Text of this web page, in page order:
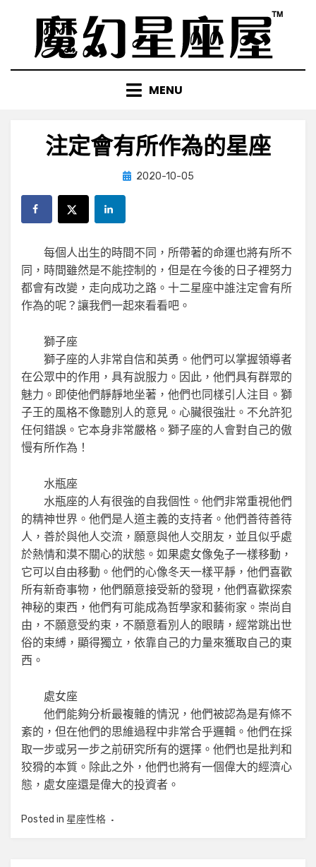
content
MENU
注定會有所作為的星座
by小編
Posted
2020-10-05
每個人出生的時間不同，所帶著的命運也將有所不
同，時間雖然是不能控制的，但是在今後的日子裡努力
都會有改變，走向成功之路。十二星座中誰注定會有所
作為的呢？讓我們一起來看看吧。
獅子座
獅子座的人非常自信和英勇。他們可以掌握領導者
在公眾中的作用，具有說服力。因此，他們具有群眾的
魅力。即使他們靜靜地坐著，他們也同樣引人注目。獅
子王的風格不像聽別人的意見。心臟很強壯。不允許犯
任何錯誤。它本身非常嚴格。獅子座的人會對自己的傲
慢有所作為！
水瓶座
水瓶座的人有很強的自我個性。他們非常重視他們
的精神世界。他們是人道主義的支持者。他們善待善待
人，善於與他人交流，願意與他人交朋友，並且似乎處
於熱情和漠不關心的狀態。如果處女像兔子一樣移動，
它可以自由移動。他們的心像冬天一樣平靜，他們喜歡
所有新奇事物，他們願意接受新的發現，他們喜歡探索
神秘的東西，他們有可能成為哲學家和藝術家。崇尚自
由，不願意受約束，不願意看別人的眼睛，經常跳出世
俗的束縛，顯得獨立，依靠自己的力量來獲取自己的東
西。
處女座
他們能夠分析最複雜的情況，他們被認為是有條不
紊的，但在他們的思維過程中非常合乎邏輯。他們在採
取一步或另一步之前研究所有的選擇。他們也是批判和
狡猾的本質。除此之外，他們也將有一個偉大的經濟心
態，處女座還是偉大的投資者。
Posted in 星座性格